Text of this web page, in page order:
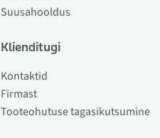
Suusahooldus
Klienditugi
Kontaktid
Firmast
Tooteohutuse tagasikutsumine